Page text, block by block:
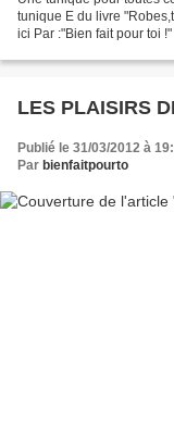
tunique E du livre
ici Par :"Bien fait pour toi !"
LES PLAISIRS
Publié le 31/03/2012 à
Par bienfaitpourto